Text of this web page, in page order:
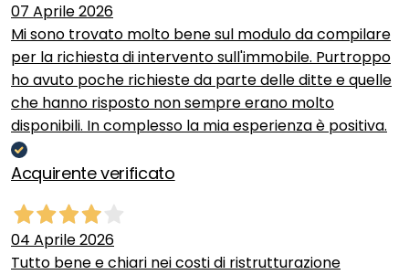
07 Aprile 2026
Mi sono trovato molto bene sul modulo da compilare
per la richiesta di intervento sull'immobile. Purtroppo
ho avuto poche richieste da parte delle ditte e quelle
che hanno risposto non sempre erano molto
disponibili. In complesso la mia esperienza è positiva.
Acquirente verificato
04 Aprile 2026
Tutto bene e chiari nei costi di ristrutturazione